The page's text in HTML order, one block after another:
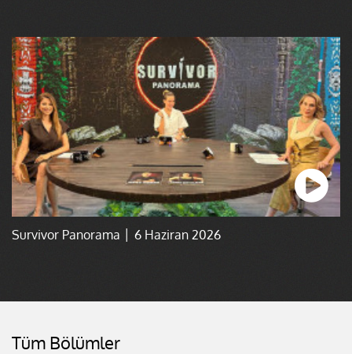
Survivor Panorama │ 6 Haziran 2026
Tüm Bölümler